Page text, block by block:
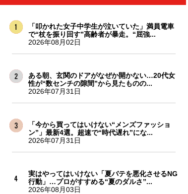
「叩かれた女子中学生が泣いていた」満員電車
で“杖を振り回す”高齢者が暴走。“屈強...
2026年08月02日
ある朝、玄関のドアがなぜか開かない…20代女
性が“数センチの隙間”から見たものの...
2026年07月31日
「今から買ってはいけない“メンズファッショ
ン”」最新4選。超速で“時代遅れ”にな...
2026年07月31日
実はやってはいけない「夏バテを悪化させるNG
行動」…プロがすすめる“夏のダルさ”...
2026年08月03日